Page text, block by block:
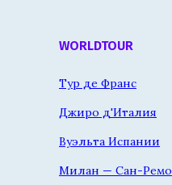
WORLDTOUR
Тур де Франс
Джиро д'Италия
Вуэльта Испании
Милан — Сан-Ремо